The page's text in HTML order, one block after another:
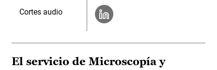
Cortes audio
El servicio de Microscopía y